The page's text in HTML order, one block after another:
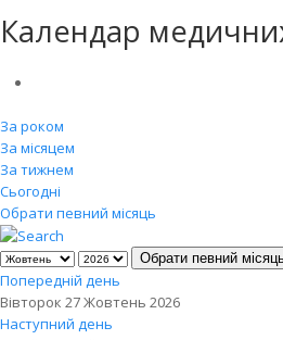
Календар
За роком
За місяцем
За тижнем
Сьогодні
Обрати певний місяць
Обрати певний
Попередній день
Вівторок 27 Жовтень 2026
Наступний день